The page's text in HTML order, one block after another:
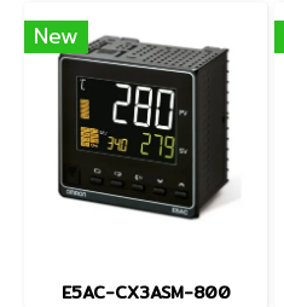
New
E5AC-CX3ASM-800